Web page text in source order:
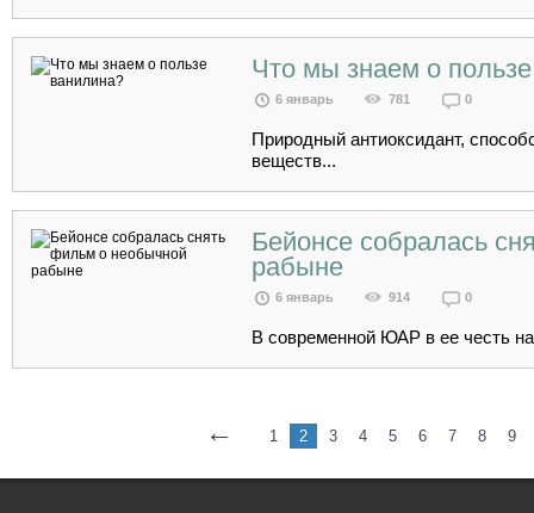
Что мы знаем о
6 январь 781 0
Природный антиоксидант,
веществ...
Бейонсе собралась
рабыне
6 январь 914 0
В современной ЮАР в ее честь
← 1 2 3 4 5 6 7 8 9